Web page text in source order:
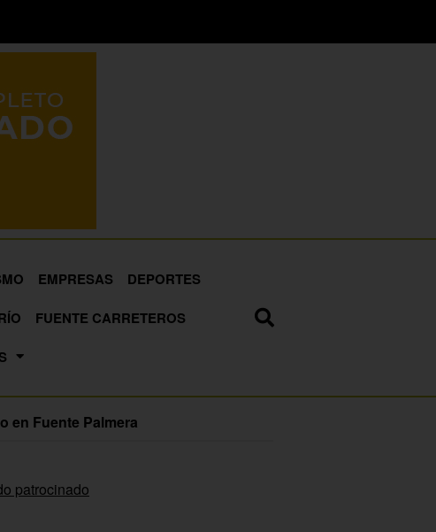
EMPRESAS
DEPORTES
FUENTE CARRETEROS
en Fuente Palmera
patrocinado